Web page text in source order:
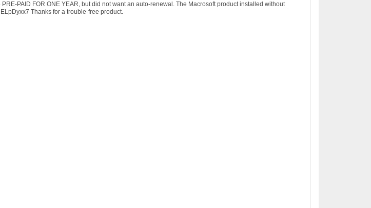
PAID FOR ONE YEAR, but did not want an auto-renewal. The Macrosoft product installed without
Thanks for a trouble-free product.